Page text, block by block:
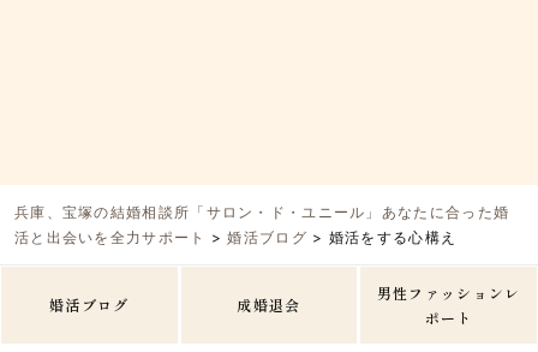
兵庫、宝塚の結婚相談所「サロン・ド・ユニール」あなたに合った婚
活と出会いを全力サポート
>婚活ブログ > 婚活をする心構え
婚活ブログ 成婚退会
男性ファッションレ
ポート